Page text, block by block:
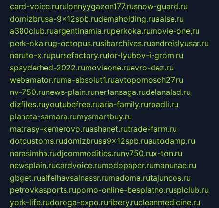
card-voice.rurulonnyygazon177.rusnow-guard.ru
domizbrusa-9x12spb.rudemaholding.ruaalse.ru
a380club.ruargentinamia.ruperkoka.rumovie-one.ru
perk-oka.rug-octopus.rusibarchives.ruandreislyusar.ru
naruto-x.rupursefactory.rutor-lyubov-i-grom.ru
spayderhed-2022.rumovieone.ruevro-dez.ru
webamator.ruma-absolut1.ruavtopomosch27.ru
nv-750.runews-plain.runertansaga.rudelanalad.ru
dizfiles.ruyoutubefree.ruaria-family.ruroadli.ru
planeta-samara.rumysmartbuy.ru
matrasy-kemerovo.ruashanet.rutrade-farm.ru
dotcustoms.rudomizbrusa9x12spb.ruautodamp.ru
narasimha.rudjcommodities.runv750.rux-ton.ru
newsplain.rucardvoice.rumodopaper.rumanunae.ru
gbget.rualfeihavsalnassr.rumadoma.rutajuncos.ru
petrovkasports.ruporno-online-besplatno.rusplclub.ru
york-life.rudoroga-expo.ruribery.rucleanmedicine.ru